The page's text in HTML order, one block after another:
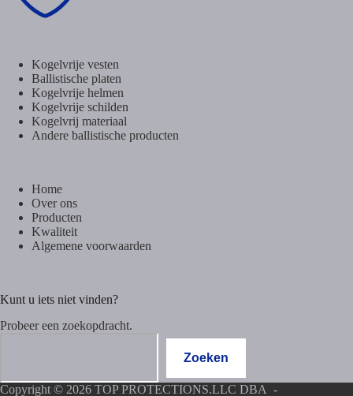
Kogelvrije vesten
Ballistische platen
Kogelvrije helmen
Kogelvrije schilden
Kogelvrij materiaal
Andere ballistische producten
Home
Over ons
Producten
Kwaliteit
Algemene voorwaarden
Kunt u iets niet vinden?
Probeer een zoekopdracht.
Zoeken
Copyright © 2026 TOP PROTECTIONS.LLC DBA -